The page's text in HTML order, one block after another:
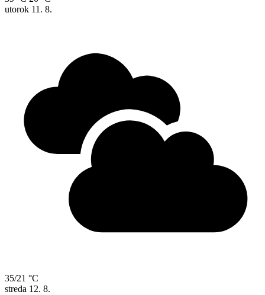
utorok 11. 8.
35/21 °C
streda 12. 8.